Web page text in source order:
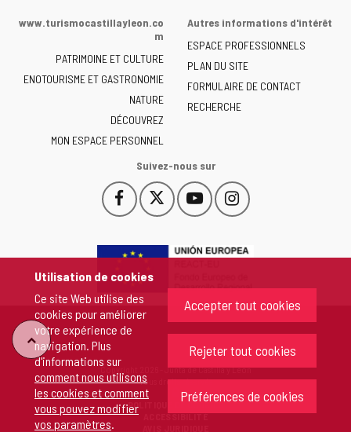
Utilisation de cookies
Ce site Web utilise des
cookies pour améliorer
votre expérience de
navigation. Plus
d'informations sur
comment nous utilisons
les cookies et comment
vous pouvez modifier
vos paramètres.
Accepter tout cookies
Rejeter tout cookies
Préférences de cookies
la
de
Castilla
y
León
-
www.turismocastillayleon.co
m
PATRIMOINE ET CULTURE
ENOTOURISME ET GASTRONOMIE
NATURE
DÉCOUVREZ
MON ESPACE PERSONNEL
Autres informations d'intérêt
ESPACE PROFESSIONNELS
PLAN DU SITE
FORMULAIRE DE CONTACT
RECHERCHE
Suivez-nous sur
Facebook
Este
enlace
abrirá
una
ventana
nueva.
Este
enlace
abrirá
ventana
nueva.
YouTube
Este
enlace
abrirá
ventana
nueva.
Instagram
Este
enlace
abrirá
ventana
nueva.
"Retour
sommet"
Copyright 2026 - Junta de Castilla y León
Tous droits réservés
POLITIQUE DE COOKIES
ACCESSIBILITÉ